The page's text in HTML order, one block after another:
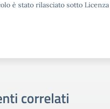
è stato rilasciato sotto
correlati